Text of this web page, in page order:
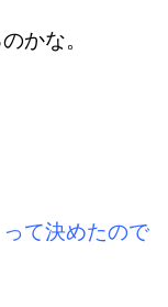
かな。
て決めたので